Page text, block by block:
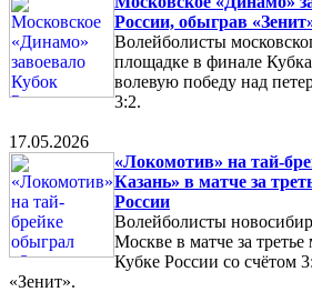
России, обыграв
Волейболисты
площадке в финале
волевую победу над
3:2.
17.05.2026
«Локомотив» на тай-
Казань» в матче за
России
Волейболисты
Москве в матче за
Кубке России со счётом
«Зенит».